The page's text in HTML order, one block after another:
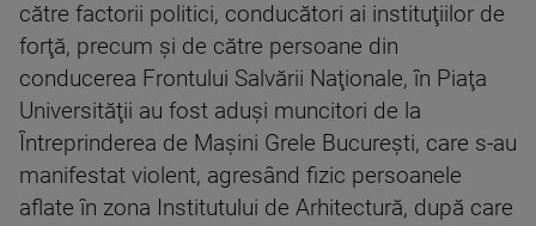
către factorii politici, conducători ai instituţiilor de
forţă, precum şi de către persoane din
conducerea Frontului Salvării Naţionale, în Piaţa
Universităţii au fost aduşi muncitori de la
Întreprinderea de Maşini Grele Bucureşti, care s-au
manifestat violent, agresând fizic persoanele
aflate în zona Institutului de Arhitectură, după care